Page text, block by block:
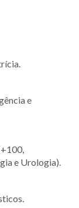
e
e Urologia).